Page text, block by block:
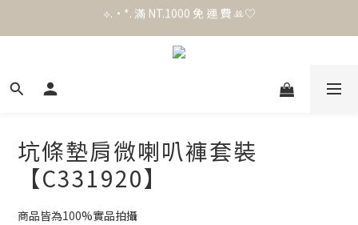
官 網 加 入 會 員 贈 50 元 購 物 金 .ᐟ.ᐟ.ᐟ
⟡.·*. 滿 NT.1000 免 運 費 ꔛ♡
官 網 加 入 會 員 贈 50 元 購 物 金 .ᐟ.ᐟ.ᐟ
坑條墊肩微喇叭褲套裝
【C331920】
商品皆為100%實品拍攝